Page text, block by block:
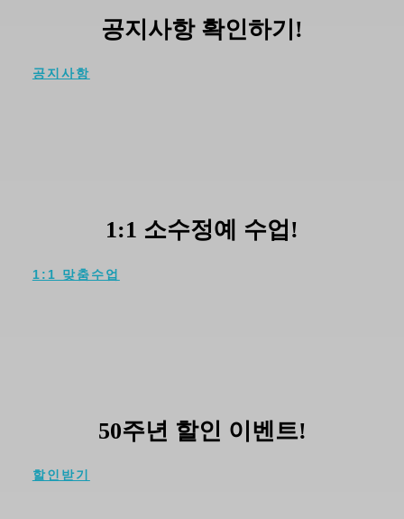
공지사항 확인하기!
공지사항
1:1 소수정예 수업!
1:1 맞춤수업
50주년 할인 이벤트!
할인받기